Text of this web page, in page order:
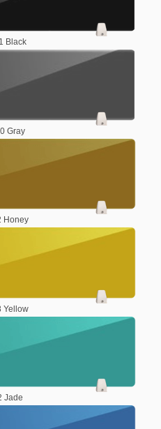
Black
Gray
Honey
Yellow
Jade